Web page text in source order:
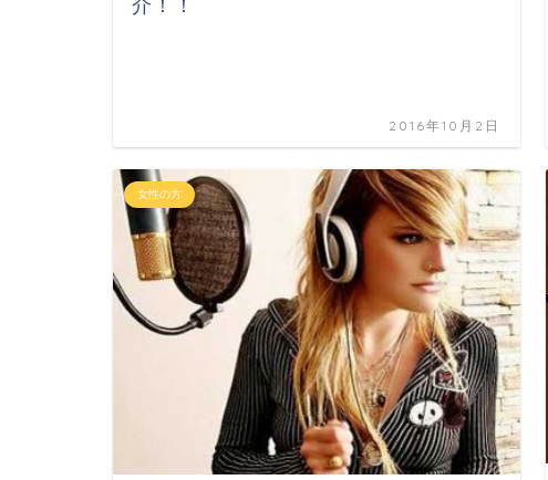
介！！
2016年10月2日
女性の方